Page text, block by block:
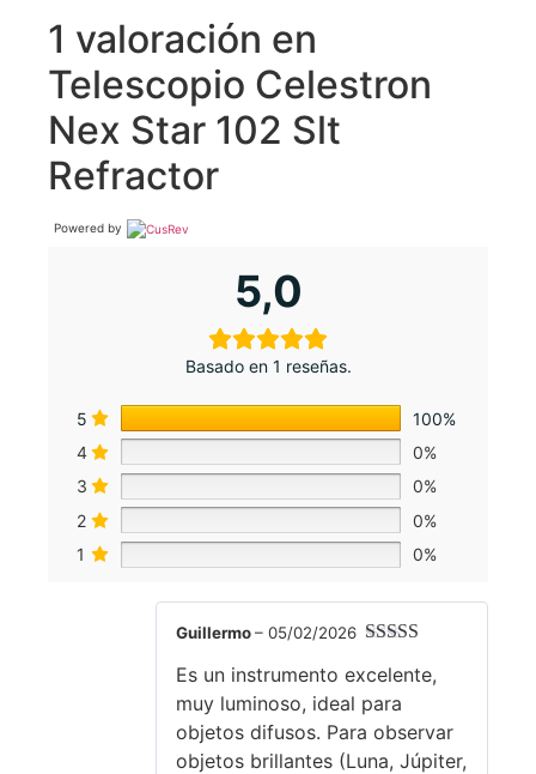
1 valoración en
Telescopio Celestron
Nex Star 102 Slt
Refractor
Powered by
5,0
Basado en 1 reseñas.
5
100%
4
0%
3
0%
2
0%
1
0%
5de 5
Guillermo– 05/02/2026
Es un instrumento excelente,
muy luminoso, ideal para
objetos difusos. Para observar
objetos brillantes (Luna, Júpiter,